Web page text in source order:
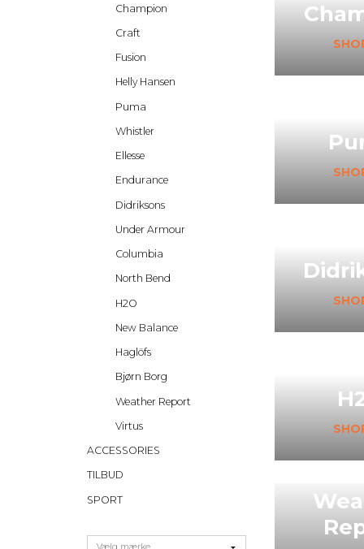
Champion
Craft
Fusion
Helly Hansen
Puma
Whistler
Ellesse
Endurance
Didriksons
Under Armour
Columbia
North Bend
H2O
New Balance
Haglöfs
Bjørn Borg
Weather Report
Virtus
ACCESSORIES
TILBUD
SPORT